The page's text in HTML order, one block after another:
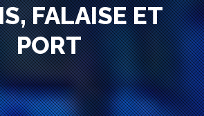
FALAISE ET
PORT